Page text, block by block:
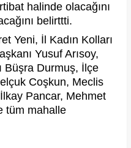
halinde olacağını
belirttti.
Yeni, İl Kadın Kolları
Yusuf Arısoy,
Büşra Durmuş, İlçe
Coşkun, Meclis
Pancar, Mehmet
tüm mahalle